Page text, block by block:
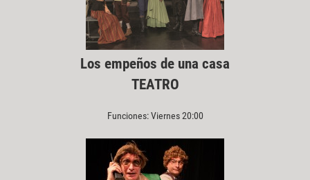
Los empeños de una casa
TEATRO
Funciones: Viernes 20:00